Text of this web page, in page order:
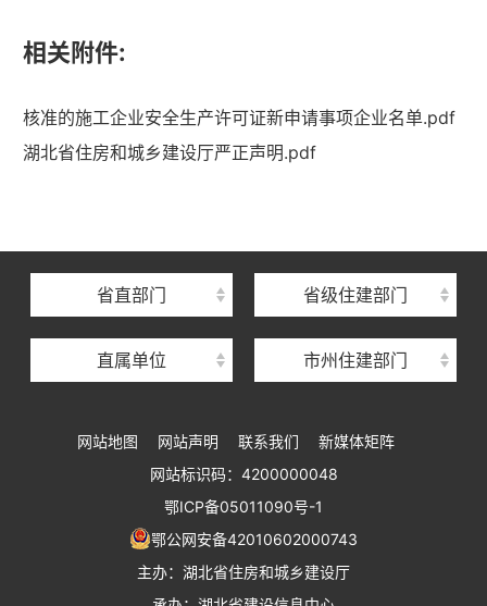
相关附件:
核准的施工企业安全生产许可证新申请事项企业名单.pdf
湖北省住房和城乡建设厅严正声明.pdf
省直部门 省级住建部门
直属单位
湖北省住建厅机关后勤服务中心
湖北省住房保障中心
湖北省建设工程质量安全监督总站
湖北省建设工程标准定额管理总站
湖北省住建厅执业资格注册中心
湖北省城乡建设发展中心
湖北城市建设职业技术学院
市州住建部门
网站地图 网站声明 联系我们
新媒体矩阵
网站标识码：4200000048
鄂ICP备05011090号-1
鄂公网安备42010602000743
主办：湖北省住房和城乡建设厅